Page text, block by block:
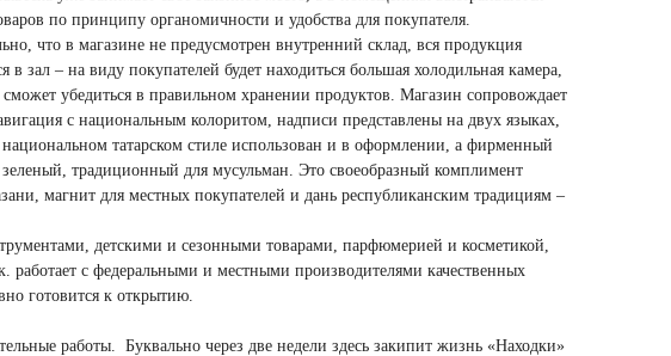
по принципу органомичности и удобства для покупателя.
что в магазине не предусмотрен внутренний склад, вся продукция
в зал – на виду покупателей будет находиться большая холодильная камера,
убедиться в правильном хранении продуктов. Магазин сопровождает
с национальным колоритом, надписи представлены на двух языках,
татарском стиле использован и в оформлении, а фирменный
зеленый, традиционный для мусульман. Это своеобразный комплимент
магнит для местных покупателей и дань республиканским традициям –
детскими и сезонными товарами, парфюмерией и косметикой,
с федеральными и местными производителями качественных
готовится к открытию.
работы. Буквально через две недели здесь закипит жизнь «Находки»